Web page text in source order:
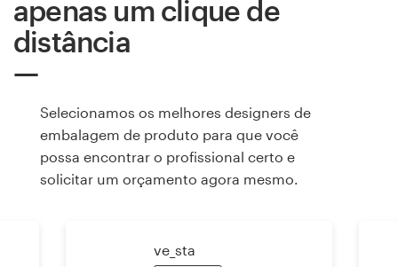
apenas um clique de
distância
Selecionamos os melhores designers de
embalagem de produto para que você
possa encontrar o profissional certo e
solicitar um orçamento agora mesmo.
ve_sta
Preços
Torne-se um designer